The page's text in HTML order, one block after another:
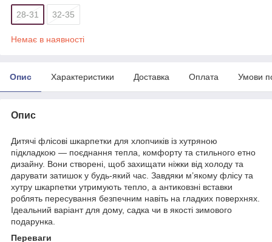
28-31 32-35
Немає в наявності
Опис Характеристики Доставка Оплата Умови
Опис
Дитячі флісові шкарпетки для хлопчиків із хутряною
підкладкою — поєднання тепла, комфорту та стильного етно
дизайну. Вони створені, щоб захищати ніжки від холоду та
дарувати затишок у будь-який час. Завдяки м’якому флісу та
хутру шкарпетки утримують тепло, а антиковзні вставки
роблять пересування безпечним навіть на гладких поверхнях.
Ідеальний варіант для дому, садка чи в якості зимового
подарунка.
Переваги